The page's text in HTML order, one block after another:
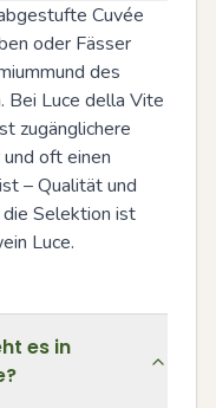
Cuvée
oder Fässer
des
Bei Luce della Vite
zugänglichere
oft einen
– Qualität und
die Selektion ist
Luce.
es in